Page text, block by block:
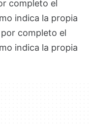
completo el
indica la propia
por completo el
indica la propia